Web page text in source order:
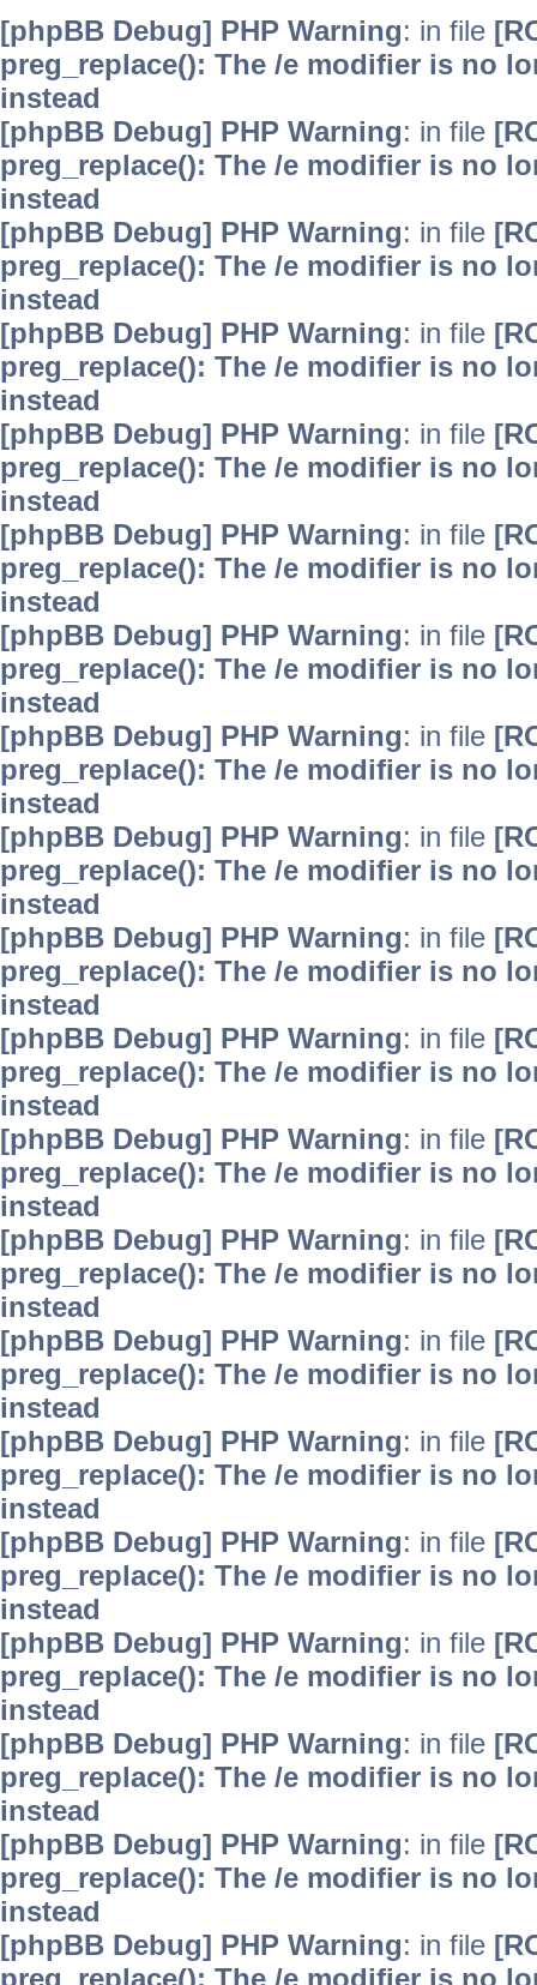
[phpBB Debug] PHP Warning: in file
preg_replace(): The /e modifier is no
instead
[phpBB Debug] PHP Warning: in file
preg_replace(): The /e modifier is no
instead
[phpBB Debug] PHP Warning: in file
preg_replace(): The /e modifier is no
instead
[phpBB Debug] PHP Warning: in file
preg_replace(): The /e modifier is no
instead
[phpBB Debug] PHP Warning: in file
preg_replace(): The /e modifier is no
instead
[phpBB Debug] PHP Warning: in file
preg_replace(): The /e modifier is no
instead
[phpBB Debug] PHP Warning: in file
preg_replace(): The /e modifier is no
instead
[phpBB Debug] PHP Warning: in file
preg_replace(): The /e modifier is no
instead
[phpBB Debug] PHP Warning: in file
preg_replace(): The /e modifier is no
instead
[phpBB Debug] PHP Warning: in file
preg_replace(): The /e modifier is no
instead
[phpBB Debug] PHP Warning: in file
preg_replace(): The /e modifier is no
instead
[phpBB Debug] PHP Warning: in file
preg_replace(): The /e modifier is no
instead
[phpBB Debug] PHP Warning: in file
preg_replace(): The /e modifier is no
instead
[phpBB Debug] PHP Warning: in file
preg_replace(): The /e modifier is no
instead
[phpBB Debug] PHP Warning: in file
preg_replace(): The /e modifier is no
instead
[phpBB Debug] PHP Warning: in file
preg_replace(): The /e modifier is no
instead
[phpBB Debug] PHP Warning: in file
preg_replace(): The /e modifier is no
instead
[phpBB Debug] PHP Warning: in file
preg_replace(): The /e modifier is no
instead
[phpBB Debug] PHP Warning: in file
preg_replace(): The /e modifier is no
instead
[phpBB Debug] PHP Warning: in file
preg_replace(): The /e modifier is no